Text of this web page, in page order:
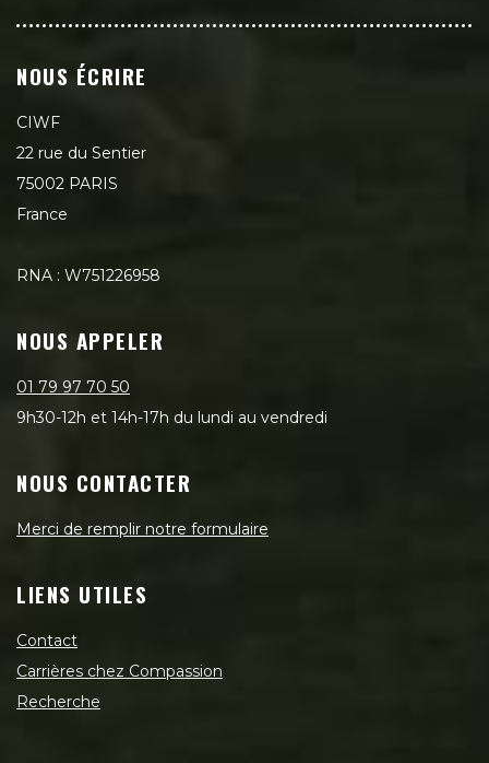
NOUS ÉCRIRE
CIWF
22 rue du Sentier
75002 PARIS
France
RNA : W751226958
NOUS APPELER
01 79 97 70 50
9h30-12h et 14h-17h du lundi au vendredi
NOUS CONTACTER
Merci de remplir notre formulaire
LIENS UTILES
Contact
Carrières chez Compassion
Recherche